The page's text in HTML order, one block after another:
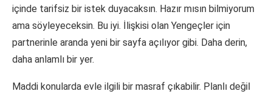
içinde tarifsiz bir istek duyacaksın. Hazır mısın bilmiyorum
ama söyleyeceksin. Bu iyi. İlişkisi olan Yengeçler için
partnerinle aranda yeni bir sayfa açılıyor gibi. Daha derin,
daha anlamlı bir yer.
Maddi konularda evle ilgili bir masraf çıkabilir. Planlı değil